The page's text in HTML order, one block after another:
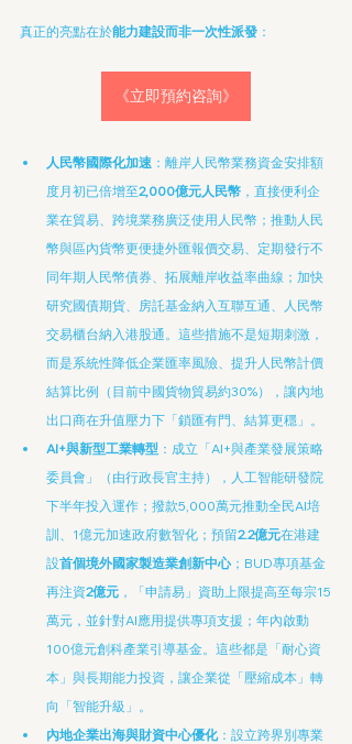
真正的亮點在於能力建設而非一次性派發 ：
《立即預約咨詢》
人民幣國際化加速 ：離岸人民幣業務資金安排額
度月初已倍增至2,000億元人民幣 ，直接便利企
業在貿易、跨境業務廣泛使用人民幣；推動人民
幣與區內貨幣更便捷外匯報價交易、定期發行不
同年期人民幣債券、拓展離岸收益率曲線；加快
研究國債期貨、房託基金納入互聯互通、人民幣
交易櫃台納入港股通。這些措施不是短期刺激，
而是系統性降低企業匯率風險、提升人民幣計價
結算比例（目前中國貨物貿易約30%），讓內地
出口商在升值壓力下「鎖匯有門、結算更穩」。
AI+與新型工業轉型 ：成立「AI+與產業發展策略
委員會」（由行政長官主持），人工智能研發院
下半年投入運作；撥款5,000萬元推動全民AI培
訓、1億元加速政府數智化；預留2.2億元在港建
設首個境外國家製造業創新中心；BUD專項基金
再注資2億元 ，「申請易」資助上限提高至每宗15
萬元，並針對AI應用提供專項支援；年內啟動
100億元創科產業引導基金。這些都是「耐心資
本」與長期能力投資，讓企業從「壓縮成本」轉
向「智能升級」。
內地企業出海與財資中心優化：設立跨界別專業